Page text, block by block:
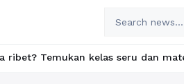
kelas seru dan materi